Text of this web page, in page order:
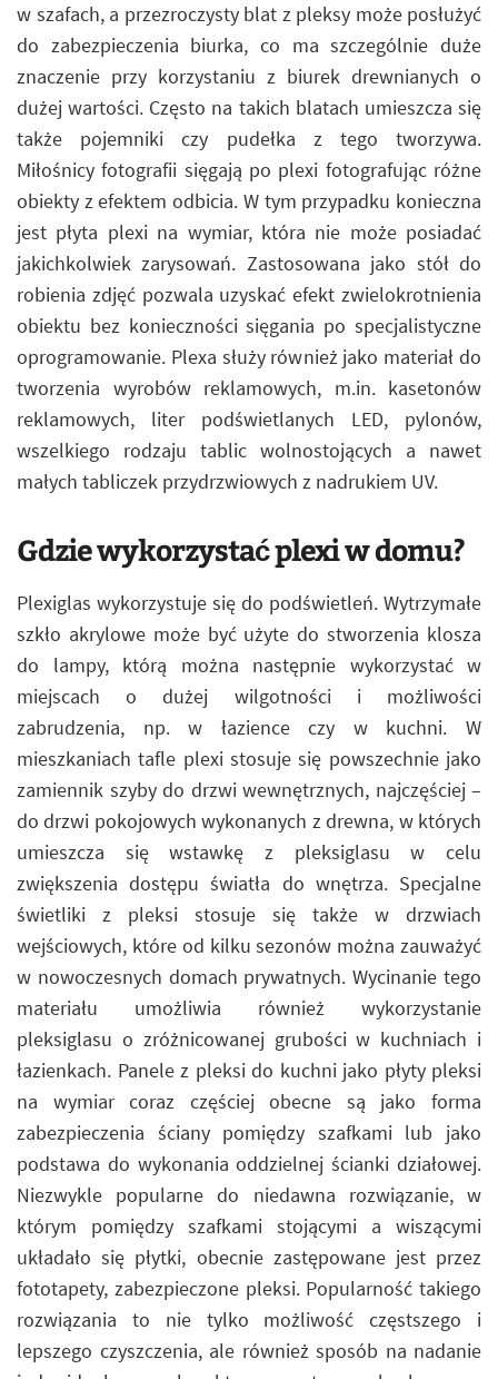
w szafach, a przezroczysty blat z pleksy może posłużyć
do zabezpieczenia biurka, co ma szczególnie duże
znaczenie przy korzystaniu z biurek drewnianych o
dużej wartości. Często na takich blatach umieszcza się
także pojemniki czy pudełka z tego tworzywa.
Miłośnicy fotografii sięgają po plexi fotografując różne
obiekty z efektem odbicia. W tym przypadku konieczna
jest płyta plexi na wymiar, która nie może posiadać
jakichkolwiek zarysowań. Zastosowana jako stół do
robienia zdjęć pozwala uzyskać efekt zwielokrotnienia
obiektu bez konieczności sięgania po specjalistyczne
oprogramowanie. Plexa służy również jako materiał do
tworzenia wyrobów reklamowych, m.in. kasetonów
reklamowych, liter podświetlanych LED, pylonów,
wszelkiego rodzaju tablic wolnostojących a nawet
małych tabliczek przydrzwiowych z nadrukiem UV.
Gdzie wykorzystać plexi w domu?
Plexiglas wykorzystuje się do podświetleń. Wytrzymałe
szkło akrylowe może być użyte do stworzenia klosza
do lampy, którą można następnie wykorzystać w
miejscach o dużej wilgotności i możliwości
zabrudzenia, np. w łazience czy w kuchni. W
mieszkaniach tafle plexi stosuje się powszechnie jako
zamiennik szyby do drzwi wewnętrznych, najczęściej –
do drzwi pokojowych wykonanych z drewna, w których
umieszcza się wstawkę z pleksiglasu w celu
zwiększenia dostępu światła do wnętrza. Specjalne
świetliki z pleksi stosuje się także w drzwiach
wejściowych, które od kilku sezonów można zauważyć
w nowoczesnych domach prywatnych. Wycinanie tego
materiału umożliwia również wykorzystanie
pleksiglasu o zróżnicowanej grubości w kuchniach i
łazienkach. Panele z pleksi do kuchni jako płyty pleksi
na wymiar coraz częściej obecne są jako forma
zabezpieczenia ściany pomiędzy szafkami lub jako
podstawa do wykonania oddzielnej ścianki działowej.
Niezwykle popularne do niedawna rozwiązanie, w
którym pomiędzy szafkami stojącymi a wiszącymi
układało się płytki, obecnie zastępowane jest przez
fototapety, zabezpieczone pleksi. Popularność takiego
rozwiązania to nie tylko możliwość częstszego i
lepszego czyszczenia, ale również sposób na nadanie